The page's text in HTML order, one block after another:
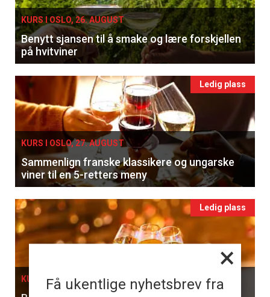
×
Få ukentlige nyhetsbrev fra
KURS I OSLO, 26. AUGUST
Benytt sjansen til å smake og lære forskjellen
på hvitviner
Ledig plass
KURS I OSLO, 27. AUGUST
Sammenlign franske klassikere og ungarske
viner til en 5-retters meny
Ledig plass
KURS I OSLO, 05. SEPTEMBER